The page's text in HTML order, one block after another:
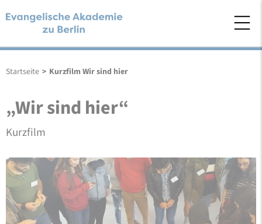
Startseite > Kurzfilm Wir sind hier
„Wir sind hier“
Kurzfilm